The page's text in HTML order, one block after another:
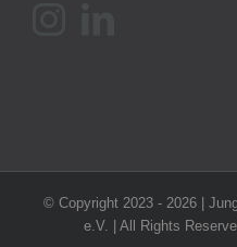
© Copyright 2023 - 2026 |
e.V. | All Rights